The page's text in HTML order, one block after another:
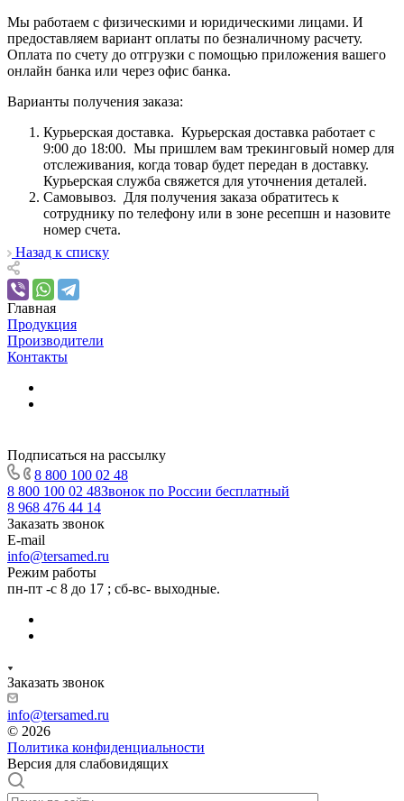
Мы работаем с физическими и юридическими лицами. И
предоставляем вариант оплаты по безналичному расчету.
Оплата по счету до отгрузки с помощью приложения вашего
онлайн банка или через офис банка.
Варианты получения заказа:
Курьерская доставка. Курьерская доставка работает с
9:00 до 18:00. Мы пришлем вам трекинговый номер для
отслеживания, когда товар будет передан в доставку.
Курьерская служба свяжется для уточнения деталей.
Самовывоз. Для получения заказа обратитесь к
сотруднику по телефону или в зоне ресепшн и назовите
номер счета.
Назад к списку
Главная
Продукция
Производители
Контакты
Подписаться на рассылку
8 800 100 02 48
8 800 100 02 48Звонок по России бесплатный
8 968 476 44 14
Заказать звонок
E-mail
info@tersamed.ru
Режим работы
пн-пт -с 8 до 17 ; сб-вс- выходные.
Заказать звонок
info@tersamed.ru
© 2026
Политика конфиденциальности
Версия для слабовидящих